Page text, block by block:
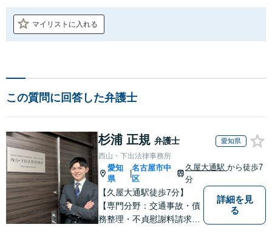
マイリストに入れる
この質問に回答した弁護士
杉浦 正規 弁護士 愛知県
西山・下出法律事務所
愛知
県
名古屋市中
区
久屋大通駅から徒歩7
分
【久屋大通駅徒歩7分】
【専門分野：交通事故・債
務整理・不貞慰謝料請求・
詳細を見
る